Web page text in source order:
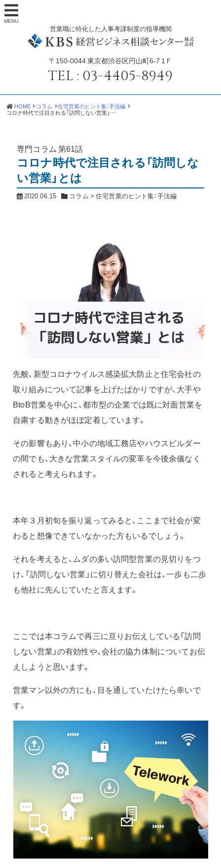
MENU
営業職に特化した人事考課制度の指導機関
〒150-0044東京都渋谷区円山町6-7 1Ｆ
TEL : 03-4405-8949
HOME コラム 住宅営業のヒント集：手法編
コロナ時代で注目される「訪問しない営業」とは
専門コラム第61話
コロナ時代で注目される「訪問しな
い営業」とは
2020.06.15 コラム >住宅営業のヒント集：手法編
先般、新型コロナウイルス感染拡大防止と住宅会社の
取り組みについて記事を上げたばかりですが、大手や
BtoB営業を中心に、都市型の企業では既に対面営業を
自粛する動きがほぼ定着しています。
その影響もあり、中小の地域工務店やハウスビルダー
の間でも、大きな営業スタイルの変革を今後余儀なく
されると考えられます。
本年３月初旬を振り返ってみると、ここまで社会が変
わると想像できていなかった方もいるでしょう。
それを考えると、ムダの多い訪問型営業の見切りをつ
け、「訪問しない営業」に切り替えた会社は、一歩も二歩
も他社に先んじていたと言えます。
ここでは本コラムで再三に亘りお伝えしている「訪問
しない営業」の有効性や、会社の協力体制についてお伝
えしようと思います。
営業マン以外の方にも、目を通していたけたら幸いで
す。